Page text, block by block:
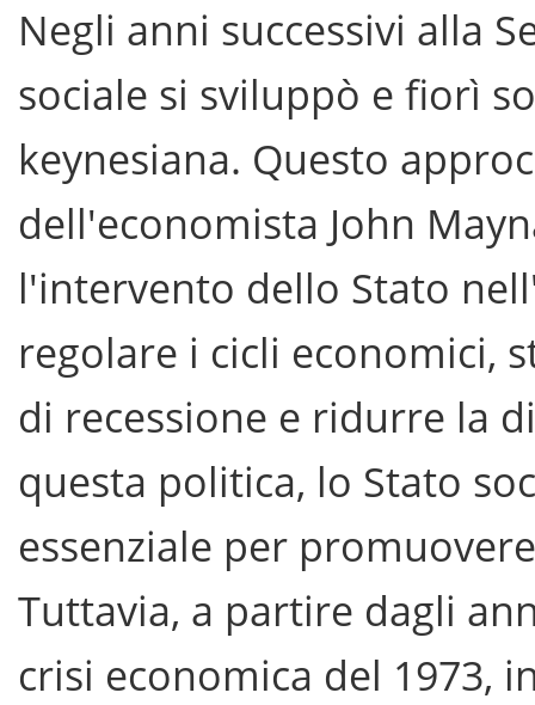
Negli anni successivi alla
sociale si sviluppò e fiorì
keynesiana. Questo
dell'economista John
l'intervento dello Stato
regolare i cicli economici,
di recessione e ridurre la
questa politica, lo Stato
essenziale per
Tuttavia, a partire dagli
crisi economica del 1973,